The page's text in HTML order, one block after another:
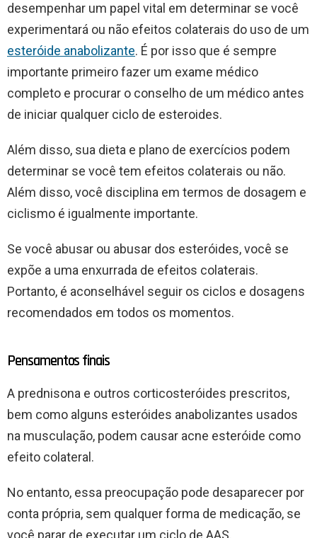
desempenhar um papel vital em determinar se você
experimentará ou não efeitos colaterais do uso de um
esteróide anabolizante. É por isso que é sempre
importante primeiro fazer um exame médico
completo e procurar o conselho de um médico antes
de iniciar qualquer ciclo de esteroides.
Além disso, sua dieta e plano de exercícios podem
determinar se você tem efeitos colaterais ou não.
Além disso, você disciplina em termos de dosagem e
ciclismo é igualmente importante.
Se você abusar ou abusar dos esteróides, você se
expõe a uma enxurrada de efeitos colaterais.
Portanto, é aconselhável seguir os ciclos e dosagens
recomendados em todos os momentos.
Pensamentos finais
A prednisona e outros corticosteróides prescritos,
bem como alguns esteróides anabolizantes usados
na musculação, podem causar acne esteróide como
efeito colateral.
No entanto, essa preocupação pode desaparecer por
conta própria, sem qualquer forma de medicação, se
você parar de executar um ciclo de AAS.